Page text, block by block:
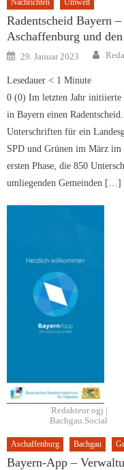
Nachrichten Umwelt
Radentscheid Bayern
Aschaffenburg und
Posted
on
29. Januar 2023
Lesedauer < 1 Minute
0 (0) Im letzten Jahr initiierte
in Bayern einen
Unterschriften für ein
SPD und Grünen im März im
ersten Phase, die 850
umliegenden Gemeinden […]
Redakteur ogj |
Bachgau.Social
Aschaffenburg Bachgau
Bayern-App –